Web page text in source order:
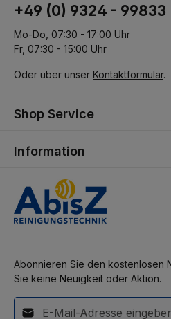
Abonnieren Sie den kostenlosen
Sie keine Neuigkeit oder Aktion.
E-Mail-Adresse*
+49 (0) 9324 - 99833
Mo-Do, 07:30 - 17:00 Uhr
Fr, 07:30 - 15:00 Uhr
Oder über unser Kontaktformular.
Shop Service
Information